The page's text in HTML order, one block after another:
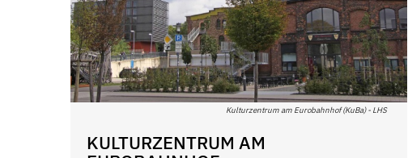
Kulturzentrum am Eurobahnhof (KuBa) - LHS
KULTURZENTRUM AM